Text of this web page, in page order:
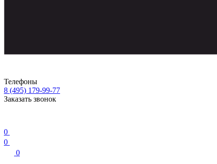
Телефоны
8 (495) 179-99-77
Заказать звонок
0
0
0